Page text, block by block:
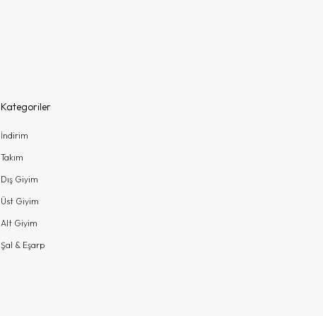
Kategoriler
İndirim
Takım
Dış Giyim
Üst Giyim
Alt Giyim
Şal & Eşarp